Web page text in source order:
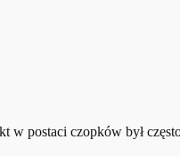
postaci czopków był